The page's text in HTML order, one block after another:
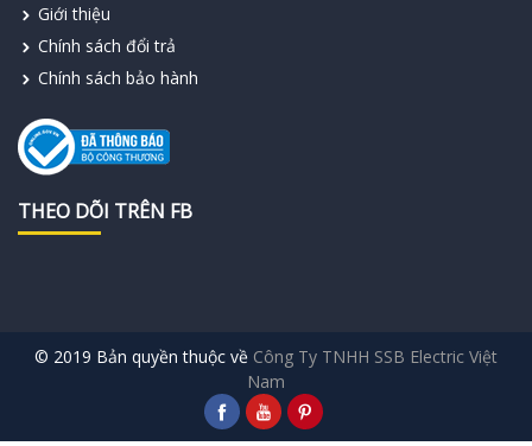
Giới thiệu
Chính sách đổi trả
Chính sách bảo hành
THEO DÕI TRÊN FB
© 2019 Bản quyền thuộc về Công Ty TNHH SSB Electric Việt
Nam